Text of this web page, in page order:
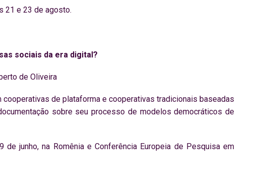
21 e 23 de agosto.
sociais da era digital?
de Oliveira
de plataforma e cooperativas tradicionais baseadas
sobre seu processo de modelos democráticos de
junho, na Romênia e Conferência Europeia de Pesquisa em